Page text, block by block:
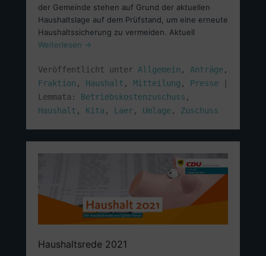
der Gemeinde stehen auf Grund der aktuellen
Haushaltslage auf dem Prüfstand, um eine erneute
Haushaltssicherung zu vermeiden. Aktuell
Weiterlesen →
Veröffentlicht unter Allgemein , Anträge ,
Fraktion , Haushalt , Mitteilung , Presse
Lemmata: Betriebskostenzuschuss ,
Haushalt , Kita , Laer , Umlage , Zuschuss
Haushaltsrede 2021